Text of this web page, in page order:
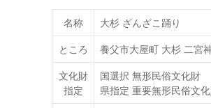
名称
大杉 ざんざこ踊り
ところ
養父市大屋町 大杉 二宮
文化財
指定
国選択 無形民俗文化
県指定 重要無形民俗文